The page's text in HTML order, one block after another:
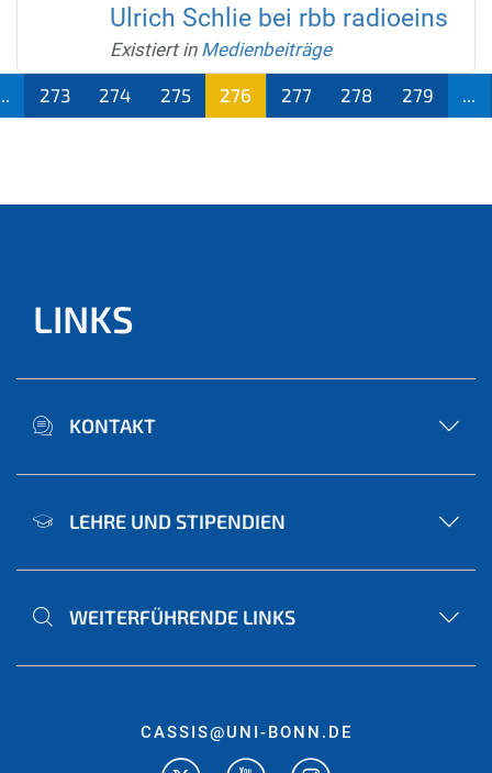
Ulrich Schlie bei rbb radioeins
Existiert in Medienbeiträge
273 274 275
276
277 278 279 ...
LINKS
KONTAKT
LEHRE UND STIPENDIEN
WEITERFÜHRENDE LINKS
CASSIS@UNI-BONN.DE